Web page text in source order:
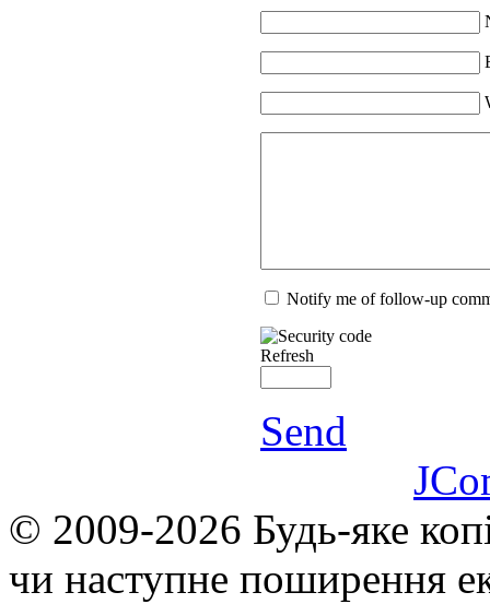
Notify me of follow-up
Refresh
Send
© 2009-2026 Будь-яке
чи наступне поширення